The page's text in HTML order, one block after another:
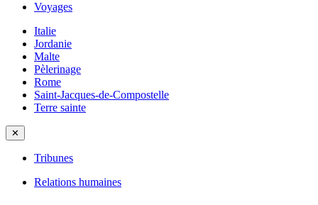
Voyages
Italie
Jordanie
Malte
Pèlerinage
Rome
Saint-Jacques-de-Compostelle
Terre sainte
✕
Tribunes
Relations humaines